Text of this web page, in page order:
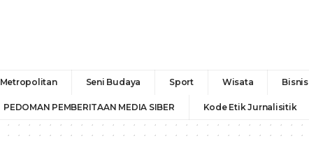
Metropolitan Seni Budaya Sport Wisata Bisnis
PEDOMAN PEMBERITAAN MEDIA SIBER Kode Etik Jurnalisitik